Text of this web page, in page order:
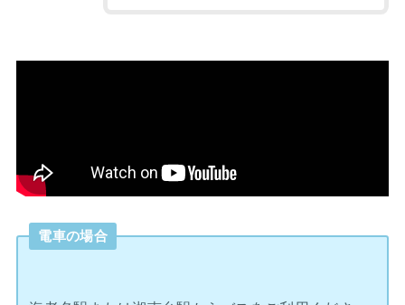
電車の場合